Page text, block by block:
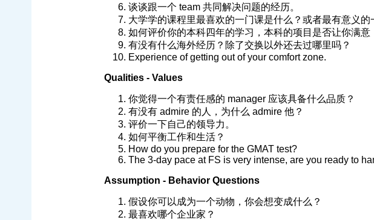
谈谈跟一个 team 共同解决问题的经历。
大学学的课程里最喜欢的一门课是什么？或者最有意义的
如何评价你的本科四年的学习，本科的项目是否让你满意
有没有什么海外经历？除了交换以外还去过哪里吗？
Experience of getting out of your comfort zone.
Qualities - Values
你觉得一个有责任感的 manager 应该具备什么品质？
有没有 admire 的人，为什么 admire 他？
评价一下自己的领导力。
如何平衡工作和生活？
How do you prepare for the GMAT test?
The 3-day pace at FS is very intense, are you ready to
Assumption - Behavior Questions
假设你可以成为一个动物，你会想变成什么？
最喜欢哪个企业家？